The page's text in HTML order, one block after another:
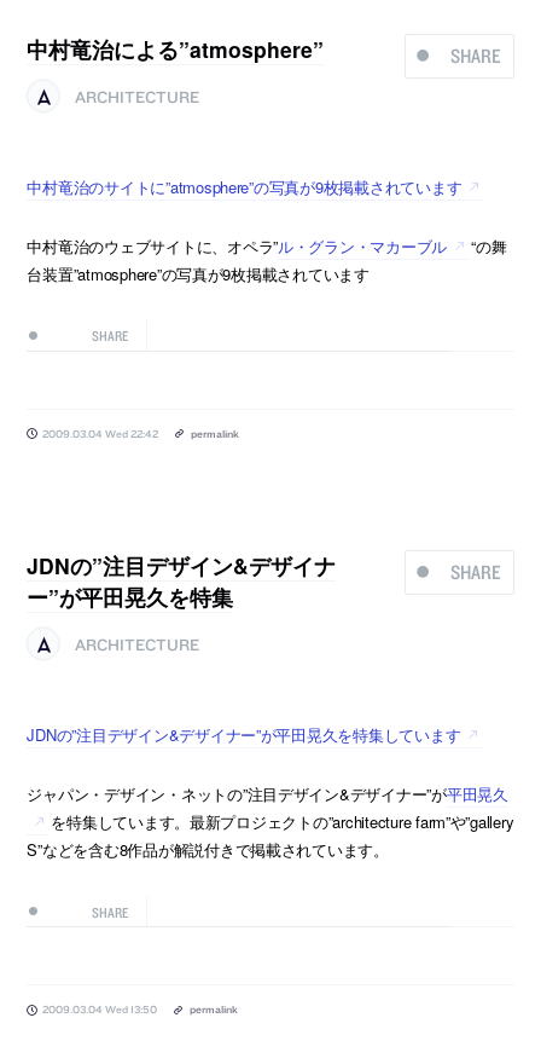
SHARE
中村竜治による”atmosphere”
ARCHITECTURE
中村竜治のサイトに”atmosphere”の写真が9枚掲載されています
中村竜治のウェブサイトに、オペラ”ル・グラン・マカーブル
“の舞
台装置”atmosphere”の写真が9枚掲載されています
SHARE
2009.03.04 Wed 22:42 permalink
SHARE
JDNの”注目デザイン&デザイナ
ー”が平田晃久を特集
ARCHITECTURE
JDNの”注目デザイン&デザイナー”が平田晃久を特集しています
ジャパン・デザイン・ネットの”注目デザイン&デザイナー”が平田晃久
を特集しています。最新プロジェクトの”architecture farm”や”gallery
S”などを含む8作品が解説付きで掲載されています。
SHARE
2009.03.04 Wed 13:50 permalink